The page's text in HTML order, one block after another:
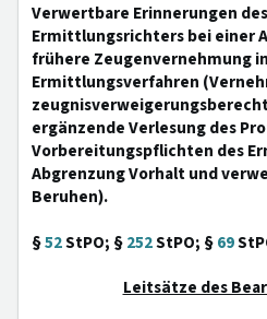
Verwertbare Erinnerungen des
Ermittlungsrichters bei einer
frühere Zeugenvernehmung
Ermittlungsverfahren
ergänzende Verlesung des
Vorbereitungspflichten des
Abgrenzung Vorhalt und
Beruhen).
§52StPO; §252StPO; §69
Leitsätze des